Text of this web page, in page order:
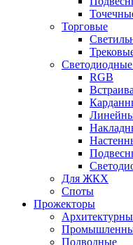
Торговые
RGB
Для ЖКХ
Споты
Прожекторы
Подводные